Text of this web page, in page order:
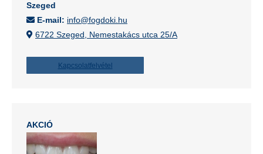
Szeged
E-mail: info@fogdoki.hu
6722 Szeged, Nemestakács utca 25/A
Kapcsolatfelvétel
AKCIÓ